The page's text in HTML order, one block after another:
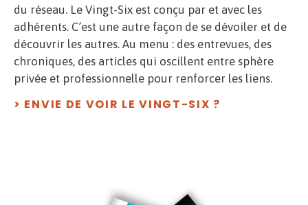
du réseau. Le Vingt-Six est conçu par et avec les
adhérents. C’est une autre façon de se dévoiler et de
découvrir les autres. Au menu : des entrevues, des
chroniques, des articles qui oscillent entre sphère
privée et professionnelle pour renforcer les liens.
> ENVIE DE VOIR LE VINGT-SIX ?